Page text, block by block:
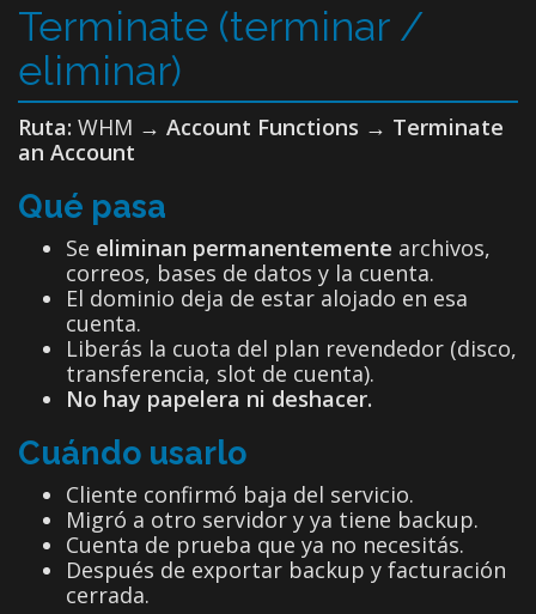
Terminate (terminar /
eliminar)
Ruta: WHM → Account Functions → Terminate
an Account
Qué pasa
Se eliminan permanentemente archivos,
correos, bases de datos y la cuenta.
El dominio deja de estar alojado en esa
cuenta.
Liberás la cuota del plan revendedor (disco,
transferencia, slot de cuenta).
No hay papelera ni deshacer.
Cuándo usarlo
Cliente confirmó baja del servicio.
Migró a otro servidor y ya tiene backup.
Cuenta de prueba que ya no necesitás.
Después de exportar backup y facturación
cerrada.